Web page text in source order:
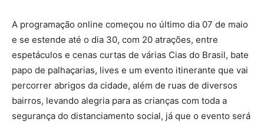
A programação online começou no último dia 07 de maio
e se estende até o dia 30, com 20 atrações, entre
espetáculos e cenas curtas de várias Cias do Brasil, bate
papo de palhaçarias, lives e um evento itinerante que vai
percorrer abrigos da cidade, além de ruas de diversos
bairros, levando alegria para as crianças com toda a
segurança do distanciamento social, já que o evento será